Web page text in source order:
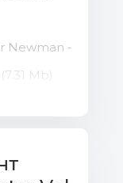
Newman -
Mb)
(Original